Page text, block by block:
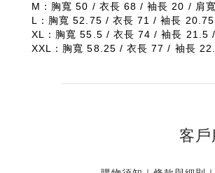
M：胸寬 50 / 衣長 68 / 袖長 20 / 肩
L：胸寬 52.75 / 衣長 71 / 袖長
XL：胸寬 55.5 / 衣長 74 / 袖長 21.5
XXL：胸寬 58.25 / 衣長 77 / 袖長
客戶